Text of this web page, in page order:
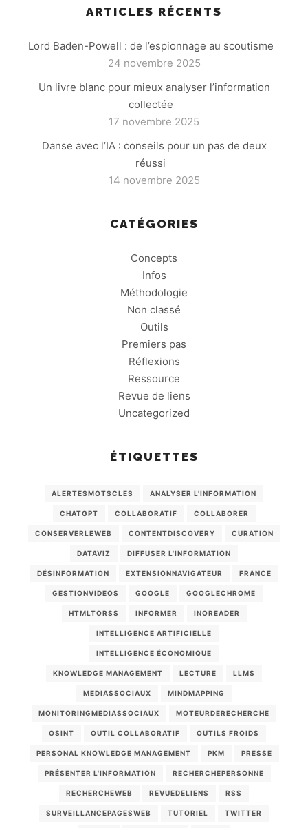
ARTICLES RÉCENTS
Lord Baden-Powell : de l’espionnage au scoutisme
24 novembre 2025
Un livre blanc pour mieux analyser l’information
collectée
17 novembre 2025
Danse avec l’IA : conseils pour un pas de deux
réussi
14 novembre 2025
CATÉGORIES
Concepts
Infos
Méthodologie
Non classé
Outils
Premiers pas
Réflexions
Ressource
Revue de liens
Uncategorized
ÉTIQUETTES
ALERTESMOTSCLES ANALYSER L'INFORMATION
CHATGPT COLLABORATIF COLLABORER
CONSERVERLEWEB CONTENTDISCOVERY CURATION
DATAVIZ DIFFUSER L'INFORMATION
DÉSINFORMATION EXTENSIONNAVIGATEUR FRANCE
GESTIONVIDEOS GOOGLE GOOGLECHROME
HTMLTORSS INFORMER INOREADER
INTELLIGENCE ARTIFICIELLE
INTELLIGENCE ÉCONOMIQUE
KNOWLEDGE MANAGEMENT LECTURE LLMS
MEDIASSOCIAUX MINDMAPPING
MONITORINGMEDIASSOCIAUX MOTEURDERECHERCHE
OSINT OUTIL COLLABORATIF OUTILS FROIDS
PERSONAL KNOWLEDGE MANAGEMENT PKM PRESSE
PRÉSENTER L'INFORMATION RECHERCHEPERSONNE
RECHERCHEWEB REVUEDELIENS RSS
SURVEILLANCEPAGESWEB TUTORIEL TWITTER